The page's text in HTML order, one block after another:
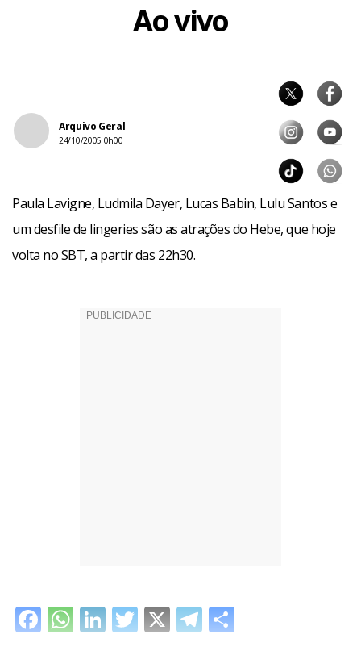
Ao vivo
Arquivo Geral
24/10/2005 0h00
Paula Lavigne, Ludmila Dayer, Lucas Babin, Lulu Santos e
um desfile de lingeries são as atrações do Hebe, que hoje
volta no SBT, a partir das 22h30.
Facebook
WhatsApp
LinkedIn
Twitter
X Telegram